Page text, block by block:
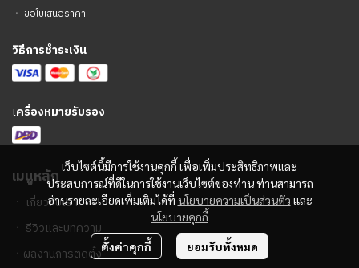
เว็บไซต์นี้มีการใช้งานคุกกี้ เพื่อเพิ่มประสิทธิภาพและ
ประสบการณ์ที่ดีในการใช้งานเว็บไซต์ของท่าน ท่านสามารถ
อ่านรายละเอียดเพิ่มเติมได้ที่ นโยบายความเป็นส่วนตัว และ
นโยบายคุกกี้
ตั้งค่าคุกกี้ ยอมรับทั้งหมด
ㆍ ขอใบเสนอราคา
วิธีการชำระเงิน
เครื่องหมายรับรอง
เมนูหลัก
ㆍ เกี่ยวกับเรา
ㆍ รีวิวและบทความ
ㆍ ผลงานการติดตั้ง